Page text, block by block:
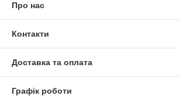
Про нас
Контакти
Доставка та оплата
Графік роботи